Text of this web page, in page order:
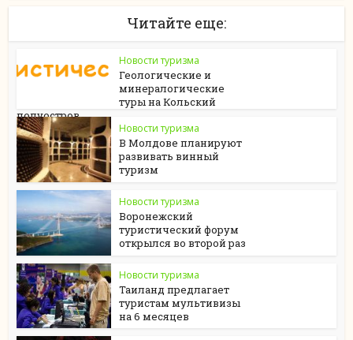
Читайте еще:
Новости туризма
Геологические и
минералогические
туры на Кольский
полуостров
Новости туризма
В Молдове планируют
развивать винный
туризм
Новости туризма
Воронежский
туристический форум
открылся во второй раз
Новости туризма
Таиланд предлагает
туристам мультивизы
на 6 месяцев